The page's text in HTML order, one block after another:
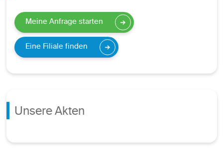
Meine Anfrage starten
Eine Filiale finden
Unsere Akten